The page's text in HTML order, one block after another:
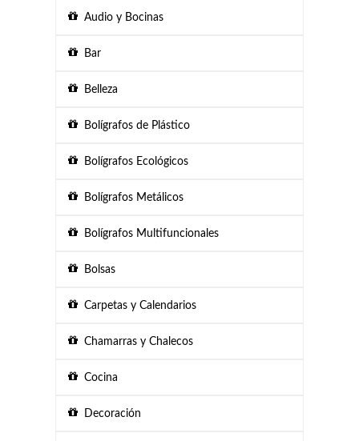
Audio y Bocinas
Bar
Belleza
Bolígrafos de Plástico
Bolígrafos Ecológicos
Bolígrafos Metálicos
Bolígrafos Multifuncionales
Bolsas
Carpetas y Calendarios
Chamarras y Chalecos
Cocina
Decoración